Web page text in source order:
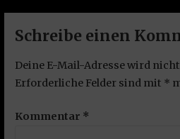
Schreibe einen
Deine E-Mail-Adresse wird
Erforderliche Felder sind mit *
Kommentar *